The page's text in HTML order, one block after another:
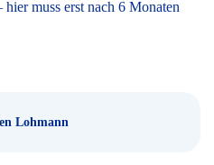
muss erst nach 6 Monaten
Lohmann